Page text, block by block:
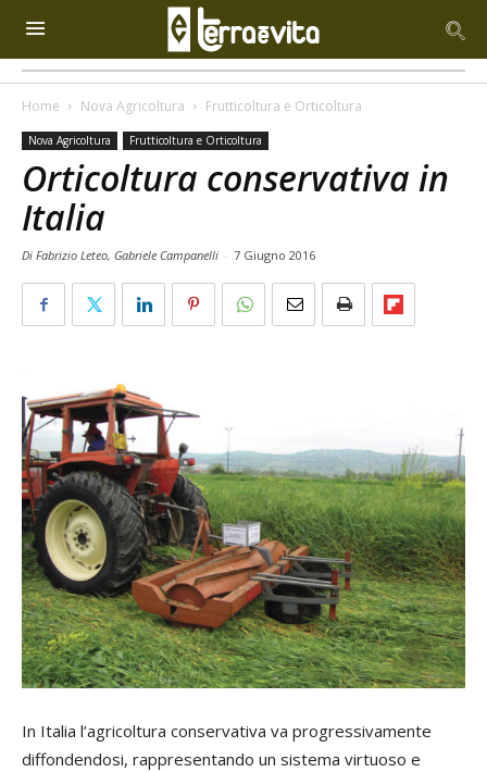
Home Nova Agricoltura Frutticoltura e Orticoltura
Nova Agricoltura Frutticoltura e Orticoltura
Orticoltura conservativa in
Italia
Di Fabrizio Leteo, Gabriele Campanelli - 7 Giugno 2016
In Italia l’agricoltura conservativa va progressivamente
diffondendosi, rappresentando un sistema virtuoso e